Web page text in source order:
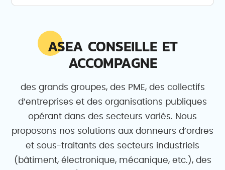
ASEA CONSEILLE ET
ACCOMPAGNE
des grands groupes, des PME, des collectifs
d’entreprises et des organisations publiques
opérant dans des secteurs variés. Nous
proposons nos solutions aux donneurs d’ordres
et sous-traitants des secteurs industriels
(bâtiment, électronique, mécanique, etc.), des